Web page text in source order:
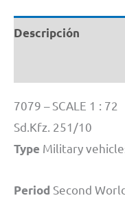
cantidad
Descripción
7079 – SCALE 1 : 72
Sd.Kfz. 251/10
Type Military
Period Second